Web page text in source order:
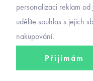
personalizaci reklam od
udělíte souhlas s jejich
nakupování.
Přijímám